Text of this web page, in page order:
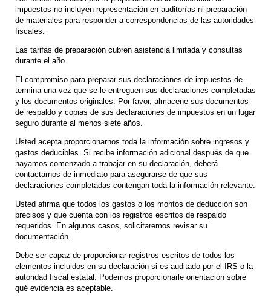
impuestos no incluyen representación en auditorías ni preparación
de materiales para responder a correspondencias de las autoridades
fiscales.
Las tarifas de preparación cubren asistencia limitada y consultas
durante el año.
El compromiso para preparar sus declaraciones de impuestos de
termina una vez que se le entreguen sus declaraciones completadas
y los documentos originales. Por favor, almacene sus documentos
de respaldo y copias de sus declaraciones de impuestos en un lugar
seguro durante al menos siete años.
Usted acepta proporcionarnos toda la información sobre ingresos y
gastos deducibles. Si recibe información adicional después de que
hayamos comenzado a trabajar en su declaración, deberá
contactarnos de inmediato para asegurarse de que sus
declaraciones completadas contengan toda la información relevante.
Usted afirma que todos los gastos o los montos de deducción son
precisos y que cuenta con los registros escritos de respaldo
requeridos. En algunos casos, solicitaremos revisar su
documentación.
Debe ser capaz de proporcionar registros escritos de todos los
elementos incluidos en su declaración si es auditado por el IRS o la
autoridad fiscal estatal. Podemos proporcionarle orientación sobre
qué evidencia es aceptable.